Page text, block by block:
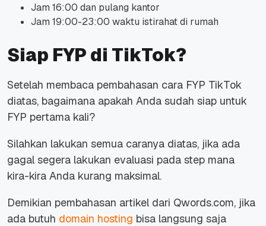
Jam 16:00 dan pulang kantor
Jam 19:00-23:00 waktu istirahat di rumah
Siap FYP di TikTok?
Setelah membaca pembahasan cara FYP TikTok
diatas, bagaimana apakah Anda sudah siap untuk
FYP pertama kali?
Silahkan lakukan semua caranya diatas, jika ada
gagal segera lakukan evaluasi pada step mana
kira-kira Anda kurang maksimal.
Demikian pembahasan artikel dari Qwords.com, jika
ada butuh domain hosting bisa langsung saja